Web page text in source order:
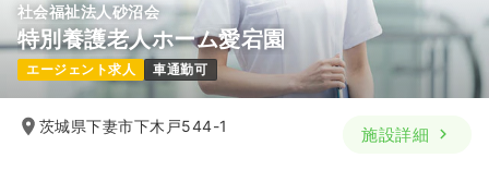
社会福祉法人砂沼会
特別養護老人ホーム愛宕園
エージェント求人 車通勤可
茨城県下妻市下木戸544-1 施設詳細